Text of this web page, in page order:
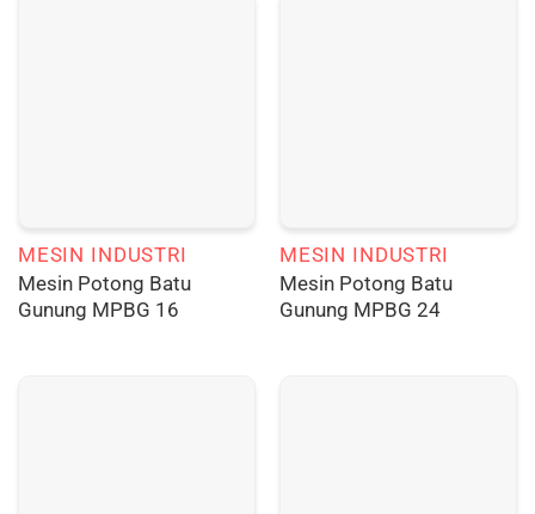
MESIN INDUSTRI
Mesin Potong Batu
Gunung MPBG 16
MESIN INDUSTRI
Mesin Potong Batu
Gunung MPBG 24